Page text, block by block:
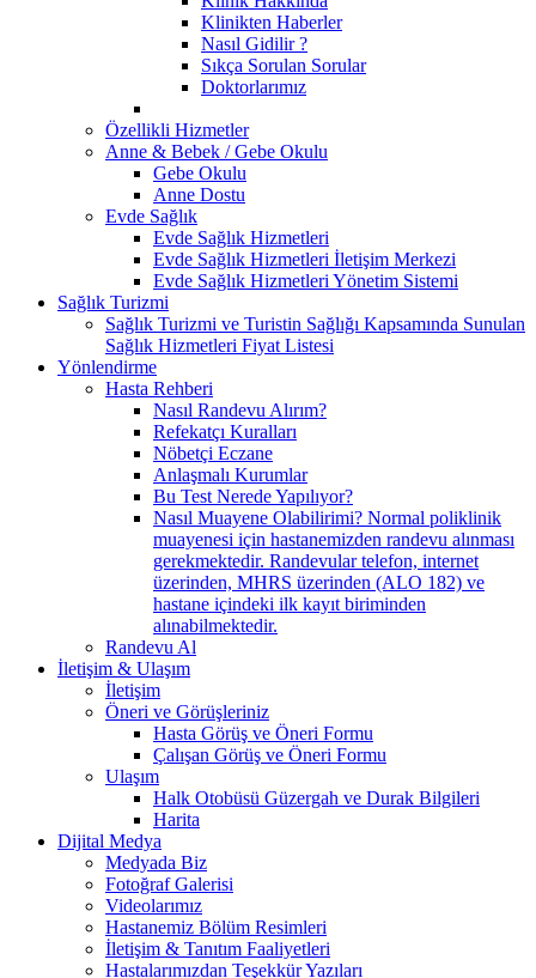
Klinikten Haberler
Nasıl Gidilir ?
Sıkça Sorulan Sorular
Doktorlarımız
Özellikli Hizmetler
Anne & Bebek / Gebe Okulu
Gebe Okulu
Anne Dostu
Evde Sağlık
Evde Sağlık Hizmetleri
Evde Sağlık Hizmetleri İletişim Merkezi
Evde Sağlık Hizmetleri Yönetim Sistemi
Sağlık Turizmi
Sağlık Turizmi ve Turistin Sağlığı Kapsamında Sunulan
Sağlık Hizmetleri Fiyat Listesi
Yönlendirme
Hasta Rehberi
Nasıl Randevu Alırım?
Refekatçı Kuralları
Nöbetçi Eczane
Anlaşmalı Kurumlar
Bu Test Nerede Yapılıyor?
Nasıl Muayene Olabilirimi? Normal poliklinik
muayenesi için hastanemizden randevu alınması
gerekmektedir. Randevular telefon, internet
üzerinden, MHRS üzerinden (ALO 182) ve
hastane içindeki ilk kayıt biriminden
alınabilmektedir.
Randevu Al
İletişim & Ulaşım
İletişim
Öneri ve Görüşleriniz
Hasta Görüş ve Öneri Formu
Çalışan Görüş ve Öneri Formu
Ulaşım
Halk Otobüsü Güzergah ve Durak Bilgileri
Harita
Dijital Medya
Medyada Biz
Fotoğraf Galerisi
Videolarımız
Hastanemiz Bölüm Resimleri
İletişim & Tanıtım Faaliyetleri
Hastalarımızdan Teşekkür Yazıları